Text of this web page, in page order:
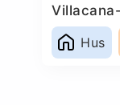
Hus